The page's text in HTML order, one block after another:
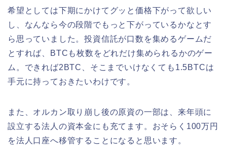
希望としては下期にかけてグッと価格下がって欲しい
し、なんなら今の段階でもっと下がっているかなとす
ら思っていました。投資信託が口数を集めるゲームだ
とすれば、BTCも枚数をどれだけ集められるかのゲー
ム。できれば2BTC、そこまでいけなくても1.5BTCは
手元に持っておきたいわけです。
また、オルカン取り崩し後の原資の一部は、来年頭に
設立する法人の資本金にも充てます。おそらく100万円
を法人口座へ移管することになると思います。